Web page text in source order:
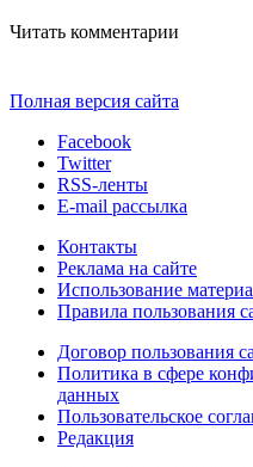
Читать комментарии
Полная версия сайта
Facebook
Twitter
RSS-ленты
E-mail рассылка
Контакты
Реклама на сайте
Использование
Правила пользования
Договор пользования
Политика в сфере
данных
Пользовательское
Редакция